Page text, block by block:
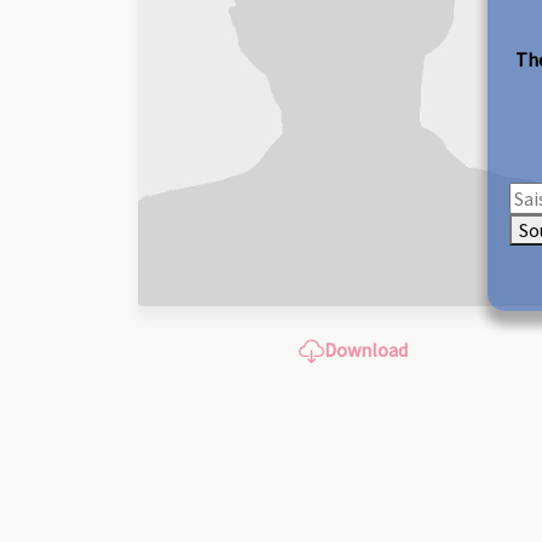
Download